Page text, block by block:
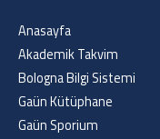
Anasayfa
Akademik Takvim
Bologna Bilgi Sistemi
Gaün Kütüphane
Gaün Sporium